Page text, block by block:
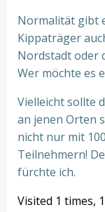
Normalität gibt
Kippaträger
Nordstadt oder
Wer möchte es
Vielleicht sollte
an jenen Orten
nicht nur mit
Teilnehmern!
fürchte ich.
Visited 1 times,